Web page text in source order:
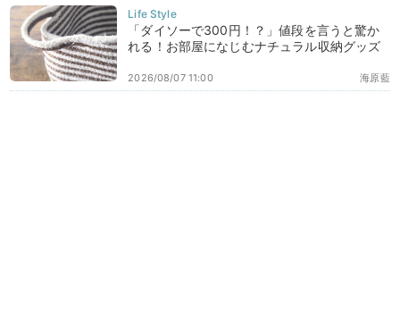
「ダイソーで300円！？」値段を言うと驚か
れる！お部屋になじむナチュラル収納グッズ
海原藍
2026/08/07 11:00